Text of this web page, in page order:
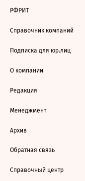
РФРИТ
Справочник компаний
Подписка для юр.лиц
О компании
Редакция
Менеджмент
Архив
Обратная связь
Справочный центр